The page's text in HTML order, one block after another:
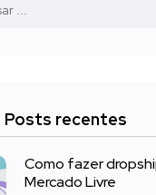
Posts recentes
Como fazer
Mercado Livre